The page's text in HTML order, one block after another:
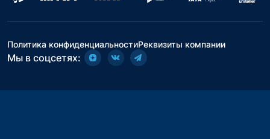
Политика конфиденциальностиРеквизиты компании
Мы в соцсетях: